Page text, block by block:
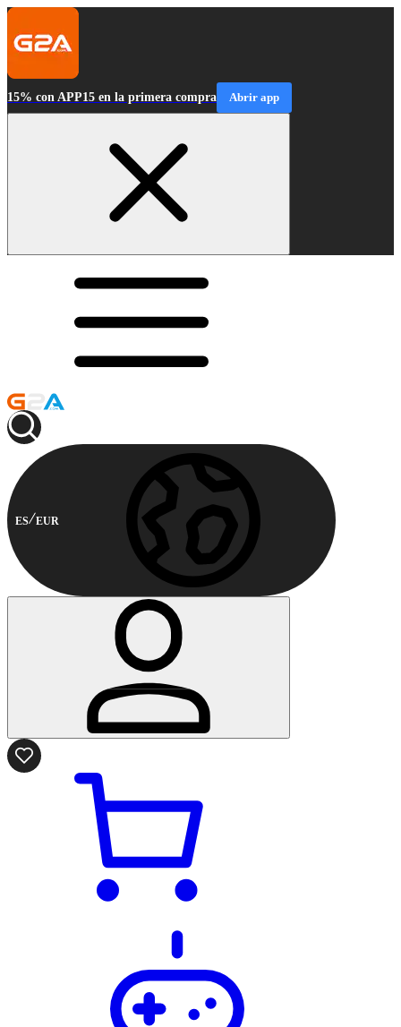
15% con APP15 en la primera compra Abrir app
ES EUR